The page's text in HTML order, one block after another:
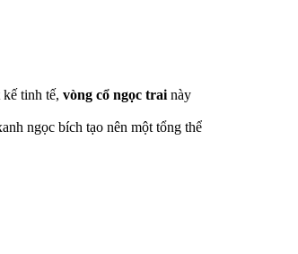
tinh tế, vòng cổ ngọc trai này
ngọc bích tạo nên một tổng thể